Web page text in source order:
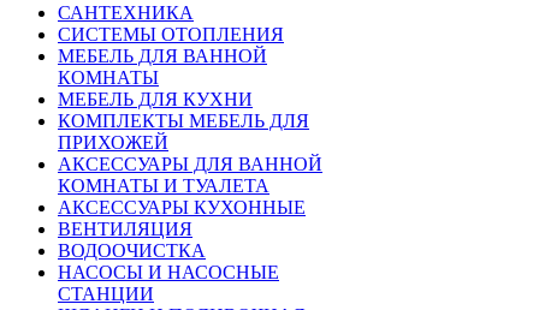
САНТЕХНИКА
СИСТЕМЫ ОТОПЛЕНИЯ
МЕБЕЛЬ ДЛЯ ВАННОЙ
КОМНАТЫ
МЕБЕЛЬ ДЛЯ КУХНИ
КОМПЛЕКТЫ МЕБЕЛЬ ДЛЯ
ПРИХОЖЕЙ
АКСЕССУАРЫ ДЛЯ ВАННОЙ
КОМНАТЫ И ТУАЛЕТА
АКСЕССУАРЫ КУХОННЫЕ
ВЕНТИЛЯЦИЯ
ВОДООЧИСТКА
НАСОСЫ И НАСОСНЫЕ
СТАНЦИИ